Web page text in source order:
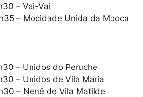
– Vai-Vai
– Mocidade Unida da Mooca
– Unidos do Peruche
– Unidos de Vila Maria
– Nenê de Vila Matilde